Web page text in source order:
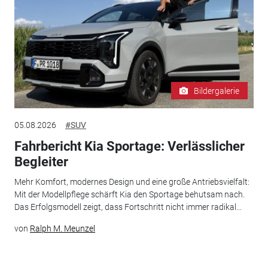
Bildergalerie
05.08.2026 #SUV
Fahrbericht Kia Sportage: Verlässlicher
Begleiter
Mehr Komfort, modernes Design und eine große Antriebsvielfalt:
Mit der Modellpflege schärft Kia den Sportage behutsam nach.
Das Erfolgsmodell zeigt, dass Fortschritt nicht immer radikal...
von Ralph M. Meunzel